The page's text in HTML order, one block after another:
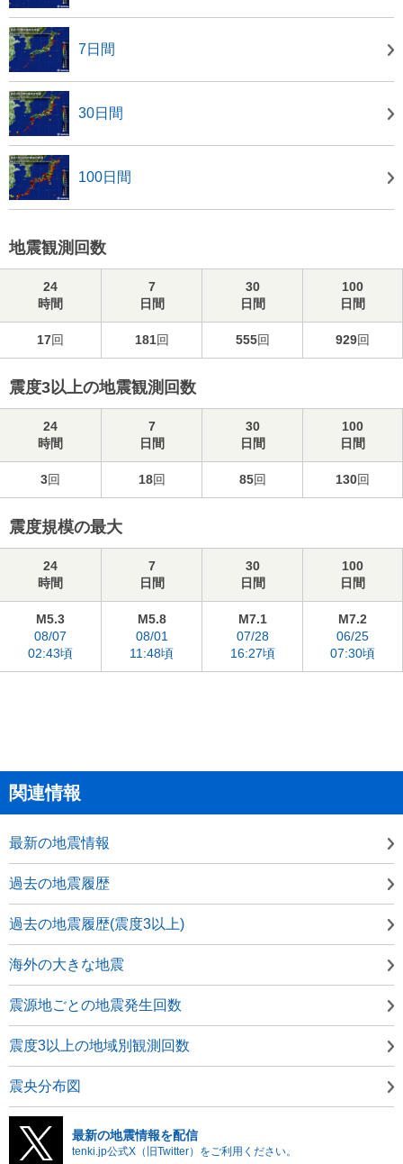
7日間
30日間
100日間
地震観測回数
24
時間
7
日間
30
日間
100
日間
17回 181回 555回 929回
震度3以上の地震観測回数
24
時間
7
日間
30
日間
100
日間
3回 18回 85回 130回
震度規模の最大
24
時間
7
日間
30
日間
100
日間
M5.3
08/07
02:43頃
M5.8
08/01
11:48頃
M7.1
07/28
16:27頃
M7.2
06/25
07:30頃
関連情報
最新の地震情報
過去の地震履歴
過去の地震履歴(震度3以上)
海外の大きな地震
震源地ごとの地震発生回数
震度3以上の地域別観測回数
震央分布図
最新の地震情報を配信
tenki.jp公式X（旧Twitter）をご利用ください。